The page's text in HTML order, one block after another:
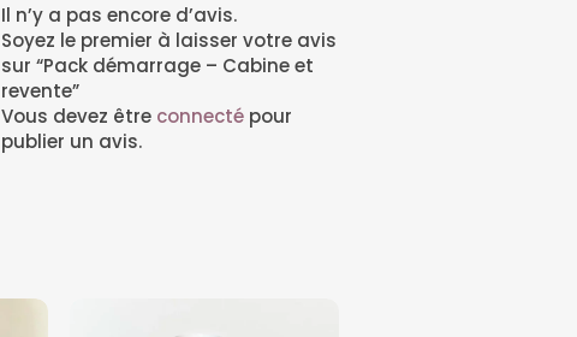
Il n’y a pas encore d’avis.
Soyez le premier à laisser votre avis
sur “Pack démarrage – Cabine et
revente”
Vous devez être connectépour
publier un avis.